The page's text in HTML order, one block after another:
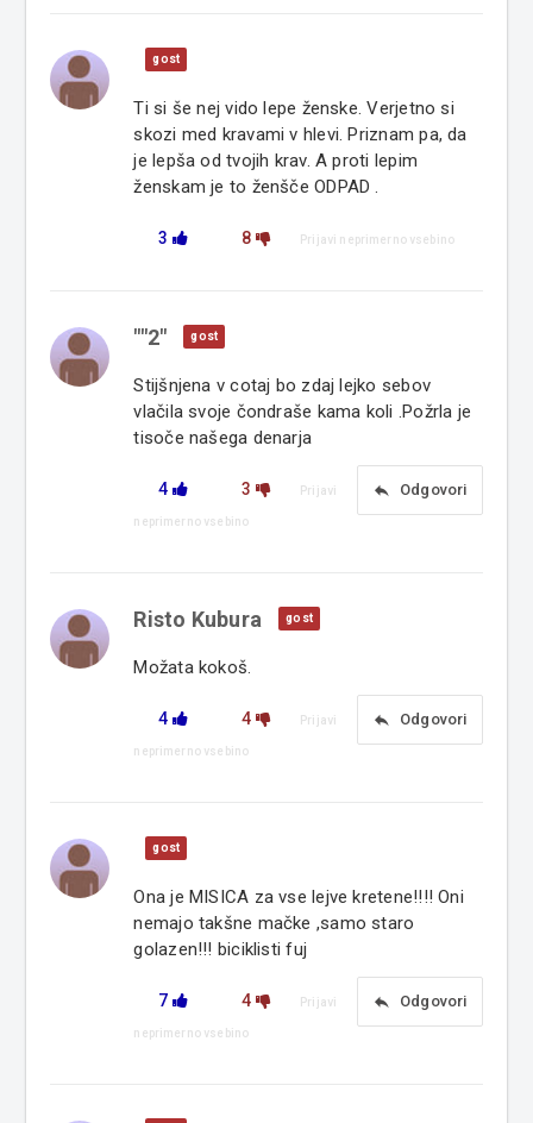
gost
Ti si še nej vido lepe ženske. Verjetno si
skozi med kravami v hlevi. Priznam pa, da
je lepša od tvojih krav. A proti lepim
ženskam je to ženšče ODPAD .
3 8 Prijavi neprimerno vsebino
""2" gost
Stijšnjena v cotaj bo zdaj lejko sebov
vlačila svoje čondraše kama koli .Požrla je
tisoče našega denarja
4 3 reply Odgovori
Prijavi
neprimerno vsebino
Risto Kubura gost
Možata kokoš.
4 4 reply Odgovori
Prijavi
neprimerno vsebino
gost
Ona je MISICA za vse lejve kretene!!!! Oni
nemajo takšne mačke ,samo staro
golazen!!! biciklisti fuj
7 4 reply Odgovori
Prijavi
neprimerno vsebino